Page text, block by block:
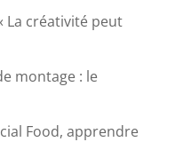
La créativité peut
montage : le
Food, apprendre